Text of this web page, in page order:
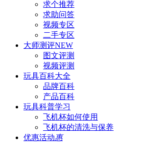
求个推荐
求助问答
视频专区
二手专区
大师测评NEW
图文评测
视频评测
玩具百科大全
品牌百科
产品百科
玩具科普学习
飞机杯如何使用
飞机杯的清洗与保养
优惠活动惠